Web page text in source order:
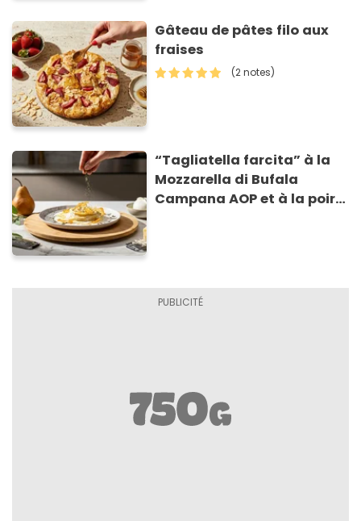
Gâteau de pâtes filo aux
fraises
(2 notes)
“Tagliatella farcita” à la
Mozzarella di Bufala
Campana AOP et à la poire